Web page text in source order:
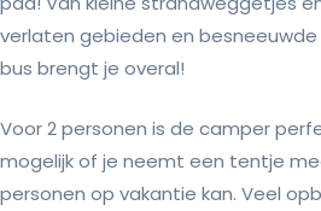
verlaten gebieden en besneeuwde
bus brengt je overal!
Voor 2 personen is de camper
mogelijk of je neemt een tentje
personen op vakantie kan. Veel